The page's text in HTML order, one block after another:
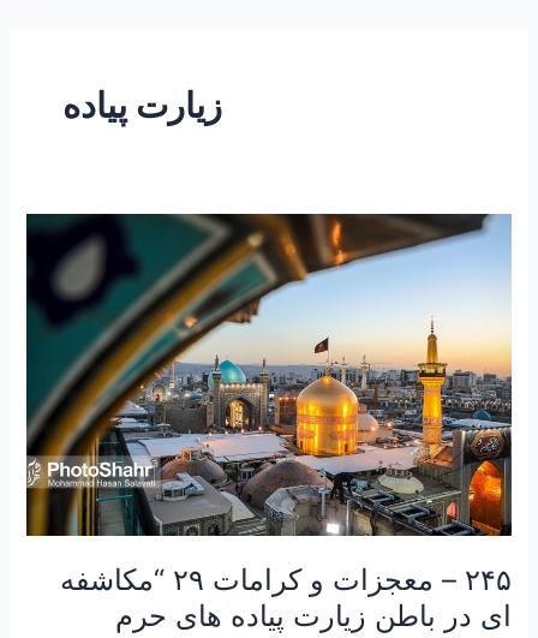
زیارت پیاده
۲۴۵ – معجزات و کرامات ۲۹ “مکاشفه
ای در باطن زیارت پیاده های حرم
۲۴۵
کرامات
۲۹
“مکاشفه
ای
در
باطن
زیارت
های
حرم
حضرت